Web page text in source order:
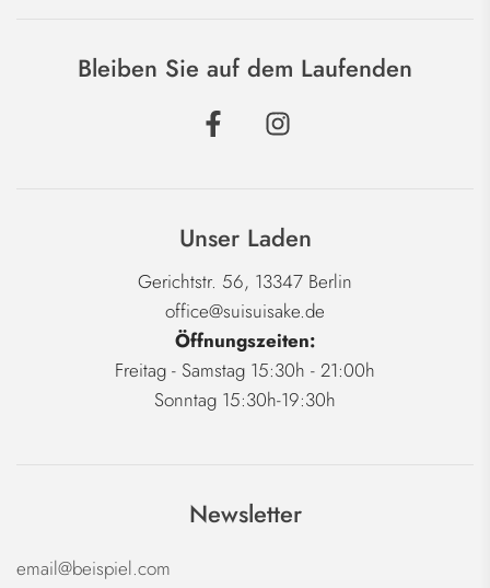
Bleiben Sie auf dem Laufenden
Unser Laden
Gerichtstr. 56, 13347 Berlin
office@suisuisake.de
Öffnungszeiten:
Freitag - Samstag 15:30h - 21:00h
Sonntag 15:30h-19:30h
Newsletter